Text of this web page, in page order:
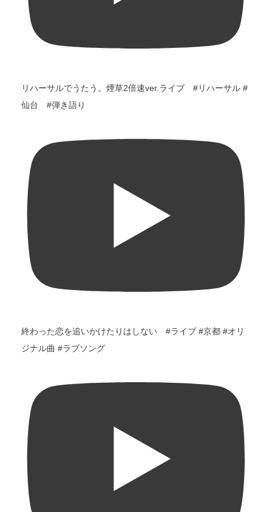
リハーサルでうたう。煙草2倍速ver.ライブ #リハーサル #
仙台 #弾き語り
終わった恋を追いかけたりはしない #ライブ #京都 #オリ
ジナル曲 #ラブソング